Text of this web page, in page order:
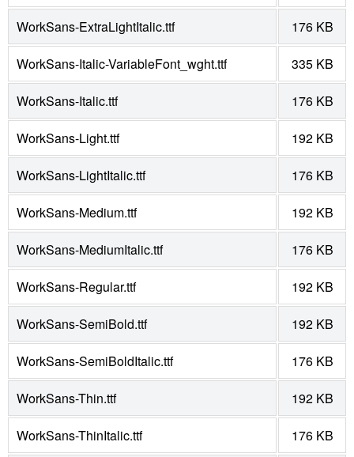
WorkSans-ExtraLightItalic.ttf 176 KB
WorkSans-Italic-VariableFont_wght.ttf 335 KB
WorkSans-Italic.ttf 176 KB
WorkSans-Light.ttf 192 KB
WorkSans-LightItalic.ttf 176 KB
WorkSans-Medium.ttf 192 KB
WorkSans-MediumItalic.ttf 176 KB
WorkSans-Regular.ttf 192 KB
WorkSans-SemiBold.ttf 192 KB
WorkSans-SemiBoldItalic.ttf 176 KB
WorkSans-Thin.ttf 192 KB
WorkSans-ThinItalic.ttf 176 KB